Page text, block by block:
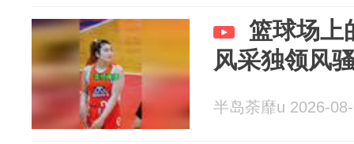
篮球场上
风采独领风
半岛荼靡u 2026-